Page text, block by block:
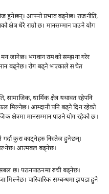
हुनेछन्। आफ्नो प्रभाव बढ्नेछ। राजनीति,
क्षेत्र धेरै राम्रो छ। मानसम्मान पाउने योग
मन जानेछ। भगवान रामको सम्झना गरेर
बढ्नेछ। रोग बढ्ने भएकाले सचेत
धार्मिक क्षेत्र यथावत रहेपनि
मिल्नेछ। आम्दानी पनि बढ्ने दिन रहेको
मानसम्मान पाउने योग रहेको छ।
गर्दा कुरा काट्नेहरु निस्तेज हुनेछन्।
आत्मबल बढ्नेछ।
सबल छ। पठनपाठनमा रुची बढ्नेछ।
मिल्नेछ। पारिवारिक सम्बन्धमा झपडा हुने